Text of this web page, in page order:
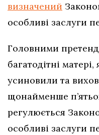
визначений
особливі заслуги
Головними
багатодітні
усиновили та
щонайменше
регулюється
особливі заслуги